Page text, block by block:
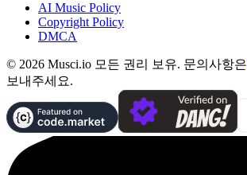
AI Music Policy
Copyright Policy
DMCA
© 2026 Musci.io 모든 권리 보유. 문의사항은
보내주세요.